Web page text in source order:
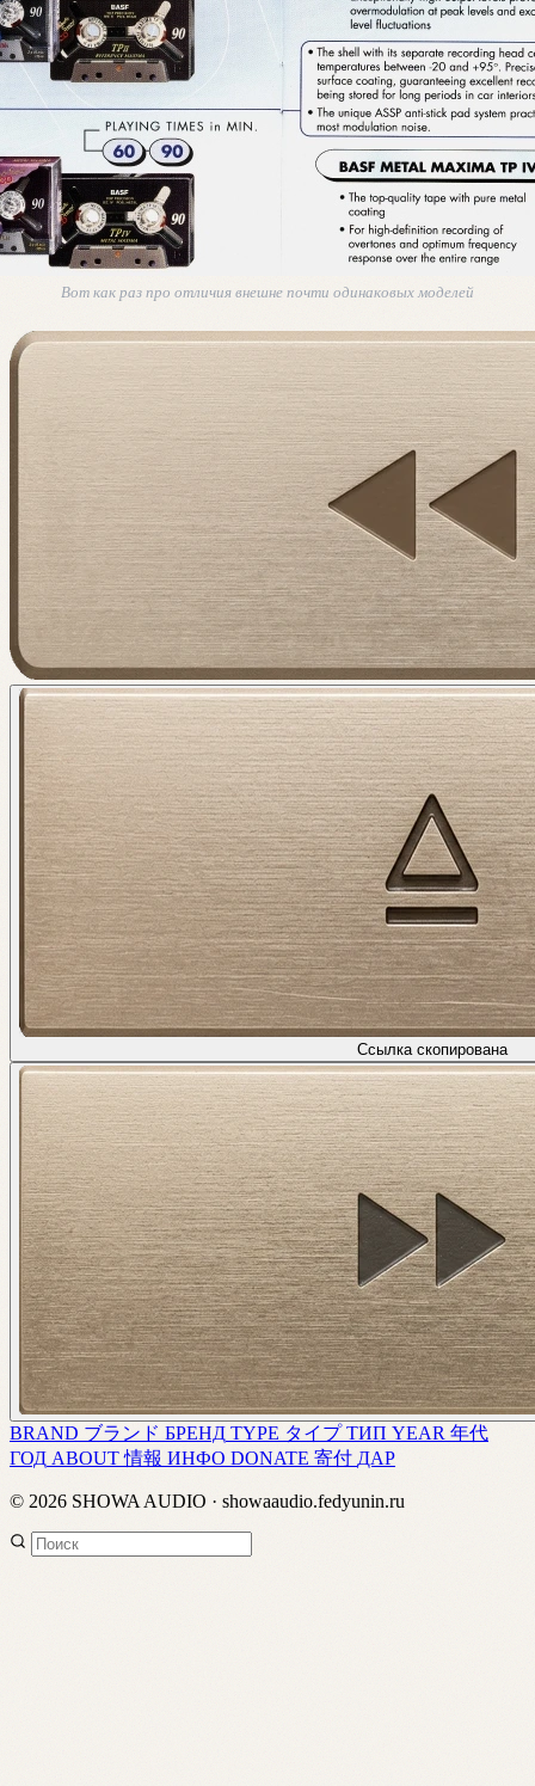
Вот как раз про отличия внешне почти одинаковых моделей
Ссылка скопирована
BRAND ブランド БРЕНД TYPE タイプ ТИП YEAR 年代
ГОД ABOUT 情報 ИНФО DONATE 寄付 ДАР
© 2026 SHOWA AUDIO · showaaudio.fedyunin.ru